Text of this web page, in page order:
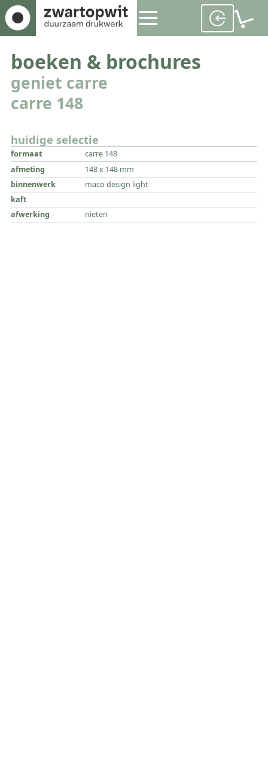
boeken & brochures
geniet carre
carre 148
huidige selectie
formaat
carre 148
afmeting
148 x 148 mm
binnenwerk
maco design light
kaft
afwerking
nieten